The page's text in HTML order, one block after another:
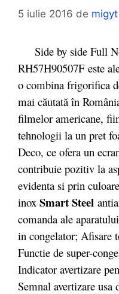
5 iulie 2016 de migyt
Side by side Full
RH57H90507F este
o combina frigorifica
mai căutată în
filmelor americane,
tehnologii la un pret
Deco, ce ofera un
contribuie pozitiv la
evidenta si prin
inox Smart Steel
comanda ale
in congelator; Afisare
Functie de super-
Indicator avertizare
Semnal avertizare